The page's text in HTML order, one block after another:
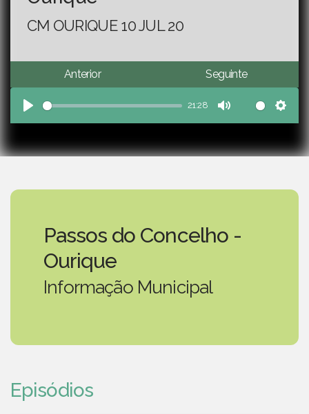
CM OURIQUE 10 JUL 20
Anterior Seguinte
Play
21:28
Mute
Passos do Concelho -
Ourique
Informação Municipal
Episódios